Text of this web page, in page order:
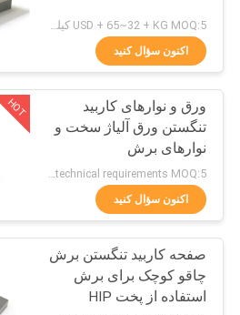
درخواست
نقل قول
نقشه
سایت
PRIVACY
POLICY
گل میخ کاربید
برای HPGR
77
تیغه برش
تنگستن
116
USD + 65~32 + KG MOQ:5 کیلوگرم
اکنون سؤال کنید
HOT
ورق و نوارهای کاربید
تنگستن ورق آلیاژ سخت و
نوارهای برش
As per technical requirements MOQ:5 کیلوگرم
اکنون سؤال کنید
صفحه کاربید تنگستن برش
چاقو کوچک برای برش
استفاده از پخت HIP